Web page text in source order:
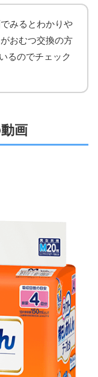
みるとわかりや
おむつ交換の方
るのでチェック
画